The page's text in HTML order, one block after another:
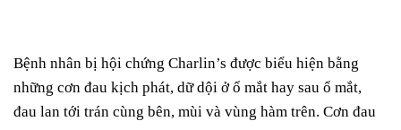
Bệnh nhân bị hội chứng Charlin’s được biểu hiện bằng
những cơn đau kịch phát, dữ dội ở ổ mắt hay sau ổ mắt,
đau lan tới trán cùng bên, mùi và vùng hàm trên. Cơn đau